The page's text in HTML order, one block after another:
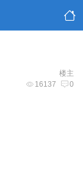
楼主
16137 0